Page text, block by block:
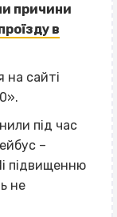
причини
в
на сайті
під час
–
підвищенню
не